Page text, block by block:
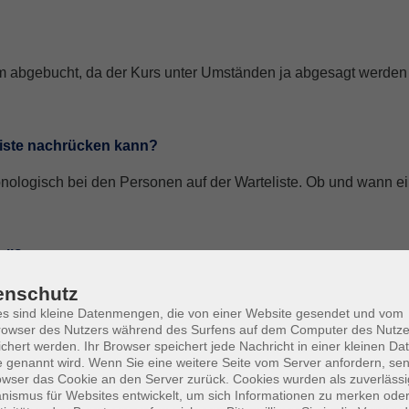
abgebucht, da der Kurs unter Umständen ja abgesagt
nachrücken kann?
bei den Personen auf der Warteliste. Ob und wann
sollten Sie keine Mailadresse besitzen, so rufen wir
erklärt werden (telefonisch, persönlich oder via mail).
sind kleine Datenmengen, die von einer Website gesendet und vom
des Nutzers während des Surfens auf dem Computer des
werden. Ihr Browser speichert jede Nachricht in einer kleinen
genannt wird. Wenn Sie eine weitere Seite vom Server anfordern,
das Cookie an den Server zurück. Cookies wurden als
für Websites entwickelt, um sich Informationen zu merken